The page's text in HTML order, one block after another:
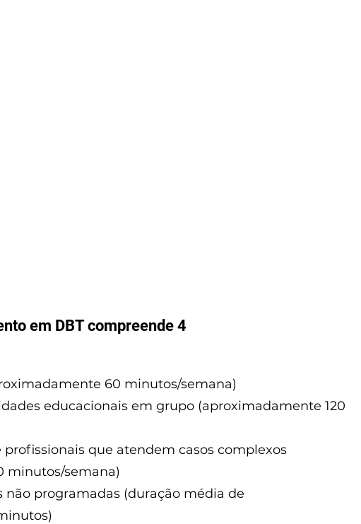
em DBT compreende 4
60 minutos/semana)
educacionais em grupo (aproximadamente 120
profissionais que atendem casos complexos
minutos/semana)
não programadas (duração média de